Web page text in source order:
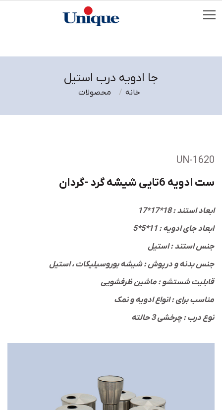
جا ادویه درب استیل
محصولات خانه
UN-1620
ست ادویه 6تایی شیشه گرد -گردان
ابعاد استند : 18*17*17
ابعاد جای ادویه : 11*5*5
جنس استند : استیل
جنس بدنه و درپوش : شیشه بوروسیلیکات ، استیل
قابلیت شستشو : ماشین ظرفشویی
نوع درب : چرخشی 3 حالته